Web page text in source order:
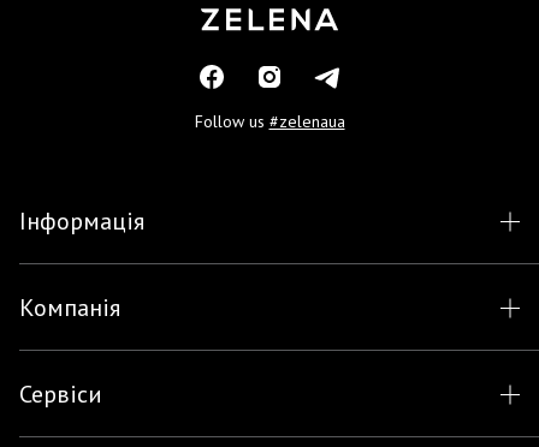
Follow us #zelenaua
Інформація
Компанія
Сервіси